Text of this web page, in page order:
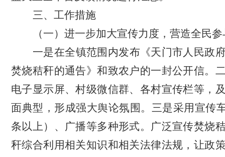
三、工作措施
（一） 进一步加大宣传力度，营造全民
一是在全镇范围内发布《天门市人民政
焚烧秸秆的通告》和致农户的一封公开信。
电子显示屏、村级微信群、各村宣传栏等，
面典型，形成强大舆论氛围。三是采用宣传
条以上） 、广播等多种形式。 广泛宣传焚烧
秆综合利用相关知识和相关法律法规，让政